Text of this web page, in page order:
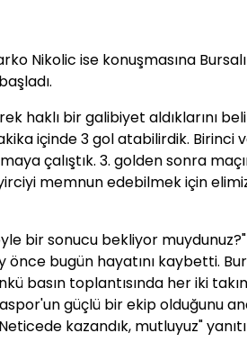
Nikolic ise konuşmasına
haklı bir galibiyet aldıklarını
içinde 3 gol atabilirdik. Birinci
çalıştık. 3. golden sonra
memnun edebilmek için
bir sonucu bekliyor muydunuz?"
önce bugün hayatını kaybetti.
basın toplantısında her iki
güçlü bir ekip olduğunu
kazandık, mutluyuz"